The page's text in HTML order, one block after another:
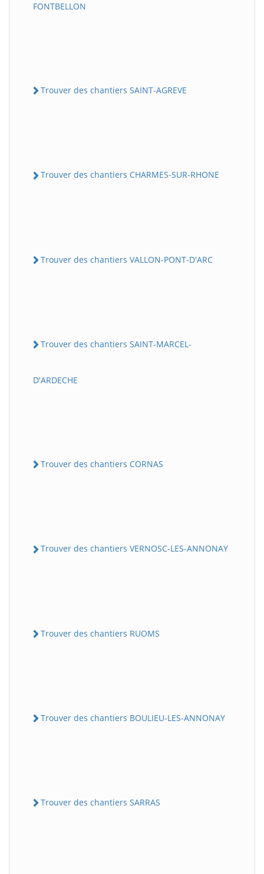
FONTBELLON
Trouver des chantiers SAINT-AGREVE
Trouver des chantiers CHARMES-SUR-RHONE
Trouver des chantiers VALLON-PONT-D'ARC
Trouver des chantiers SAINT-MARCEL-
D'ARDECHE
Trouver des chantiers CORNAS
Trouver des chantiers VERNOSC-LES-ANNONAY
Trouver des chantiers RUOMS
Trouver des chantiers BOULIEU-LES-ANNONAY
Trouver des chantiers SARRAS